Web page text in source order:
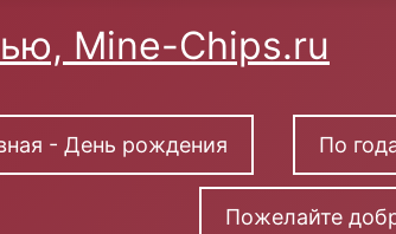
- День рождения По
Пожелайте